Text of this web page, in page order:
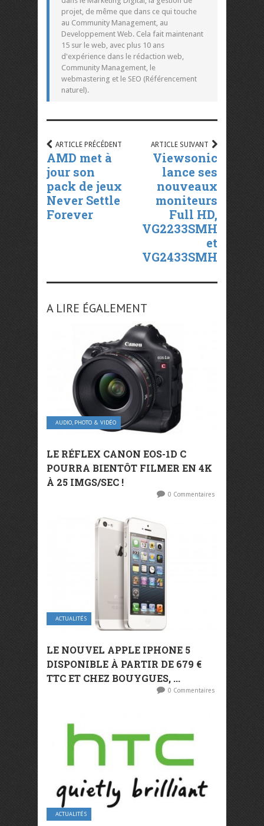
projet, de même que dans ce qui touche
au Community Management, au
Developpement Web. Cela fait maintenant
15 sur le web, avec plus 10 ans
d'expérience dans le rédaction web,
Community Management, le
webmastering et le SEO (Référencement
naturel).
ARTICLE PRÉCÉDENT
AMD met à
jour son
pack de jeux
Never Settle
Forever
ARTICLE SUIVANT
Viewsonic
lance ses
nouveaux
moniteurs
Full HD,
VG2233SMH
et
VG2433SMH
A LIRE ÉGALEMENT
AUDIO, PHOTO & VIDÉO
LE RÉFLEX CANON EOS-1D C
POURRA BIENTÔT FILMER EN 4K
À 25 IMGS/SEC !
0 Commentaires
ACTUALITÉS
LE NOUVEL APPLE IPHONE 5
DISPONIBLE À PARTIR DE 679 €
TTC ET CHEZ BOUYGUES, ...
0 Commentaires
ACTUALITÉS